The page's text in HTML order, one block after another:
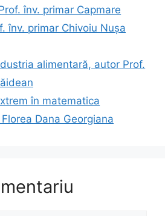
înv. primar Capmare
înv. primar Chivoiu Nușa
alimentară, autor Prof.
în matematica
Dana Georgiana